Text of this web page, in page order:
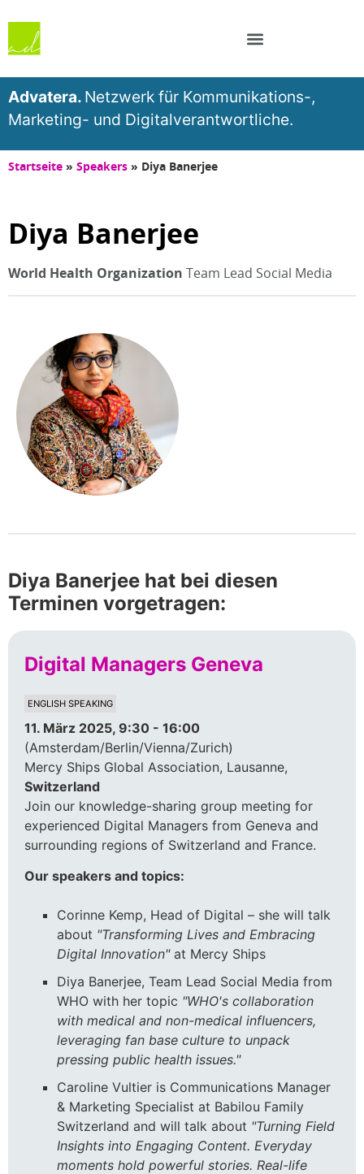
Advatera. Netzwerk für Kommunikations-,
Marketing- und Digitalverantwortliche.
Startseite » Speakers » Diya Banerjee
Diya Banerjee
World Health Organization Team Lead Social Media
Diya Banerjee hat bei diesen
Terminen vorgetragen:
Digital Managers Geneva
ENGLISH SPEAKING
11. März 2025, 9:30 - 16:00
(Amsterdam/Berlin/Vienna/Zurich)
Mercy Ships Global Association, Lausanne,
Switzerland
Join our knowledge-sharing group meeting for
experienced Digital Managers from Geneva and
surrounding regions of Switzerland and France.
Our speakers and topics:
Corinne Kemp, Head of Digital – she will talk
about "Transforming Lives and Embracing
Digital Innovation"at Mercy Ships
Diya Banerjee, Team Lead Social Media from
WHO with her topic "WHO's collaboration
with medical and non-medical influencers,
leveraging fan base culture to unpack
pressing public health issues."
Caroline Vultier is Communications Manager
& Marketing Specialist at Babilou Family
Switzerland and will talk about "Turning Field
Insights into Engaging Content. Everyday
moments hold powerful stories. Real-life